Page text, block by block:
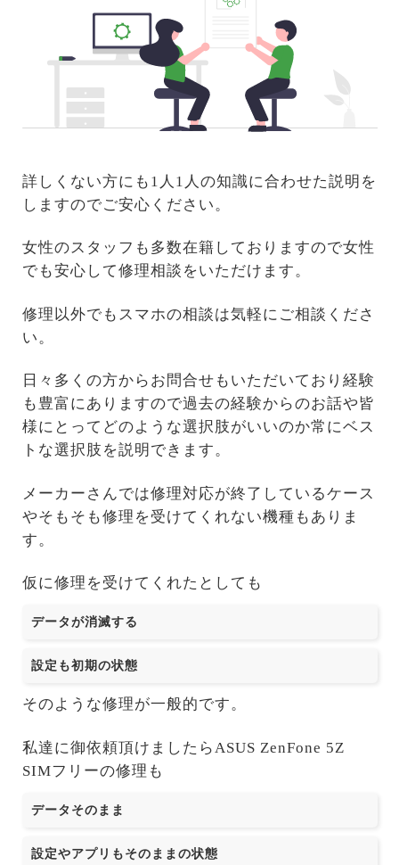
詳しくない方にも1人1人の知識に合わせた説明を
しますのでご安心ください。
女性のスタッフも多数在籍しておりますので女性
でも安心して修理相談をいただけます。
修理以外でもスマホの相談は気軽にご相談くださ
い。
日々多くの方からお問合せもいただいており経験
も豊富にありますので過去の経験からのお話や皆
様にとってどのような選択肢がいいのか常にベス
トな選択肢を説明できます。
メーカーさんでは修理対応が終了しているケース
やそもそも修理を受けてくれない機種もありま
す。
仮に修理を受けてくれたとしても
データが消滅する
設定も初期の状態
そのような修理が一般的です。
私達に御依頼頂けましたらASUS ZenFone 5Z
SIMフリーの修理も
データそのまま
設定やアプリもそのままの状態